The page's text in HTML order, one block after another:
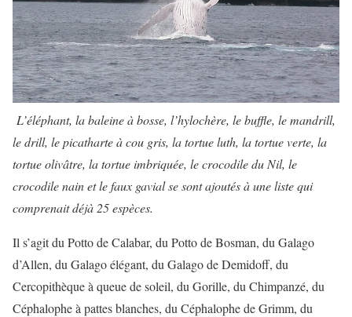
L’éléphant, la baleine à bosse, l’hylochère, le buffle, le mandrill,
le drill, le picatharte à cou gris, la tortue luth, la tortue verte, la
tortue olivâtre, la tortue imbriquée, le crocodile du Nil, le
crocodile nain et le faux gavial se sont ajoutés à une liste qui
comprenait déjà 25 espèces.
Il s’agit du Potto de Calabar, du Potto de Bosman, du Galago
d’Allen, du Galago élégant, du Galago de Demidoff, du
Cercopithèque à queue de soleil, du Gorille, du Chimpanzé, du
Céphalophe à pattes blanches, du Céphalophe de Grimm, du